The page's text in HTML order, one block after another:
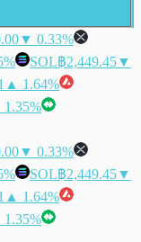
▼ 0.33%
SOL฿2,449.45▼
▲ 1.64%
▼ 0.33%
SOL฿2,449.45▼
▲ 1.64%